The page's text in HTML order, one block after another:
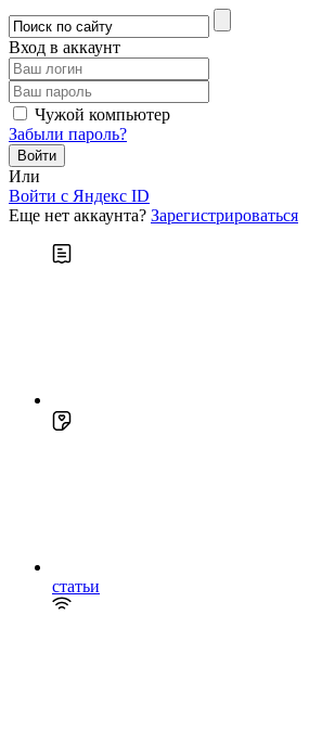
Вход в аккаунт
Чужой компьютер
Забыли пароль?
Или
Войти c Яндекс ID
Еще нет аккаунта? Зарегистрироваться
статьи